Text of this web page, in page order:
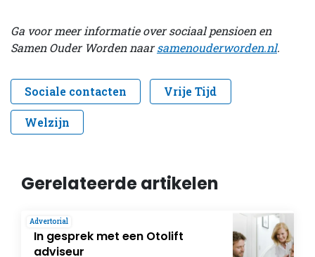
Ga voor meer informatie over sociaal pensioen en
Samen Ouder Worden naarsamenouderworden.nl.
Sociale contacten Vrije Tijd
Welzijn
Gerelateerde artikelen
In gesprek met een Otolift
adviseur
Advertorial